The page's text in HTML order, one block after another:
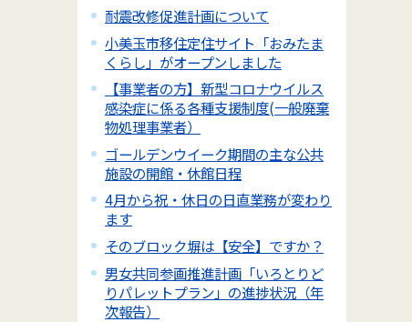
耐震改修促進計画について
小美玉市移住定住サイト「おみたま
くらし」がオープンしました
【事業者の方】新型コロナウイルス
感染症に係る各種支援制度(一般廃棄
物処理事業者）
ゴールデンウイーク期間の主な公共
施設の開館・休館日程
4月から祝・休日の日直業務が変わり
ます
そのブロック塀は【安全】ですか？
男女共同参画推進計画「いろとりど
りパレットプラン」の進捗状況（年
次報告）